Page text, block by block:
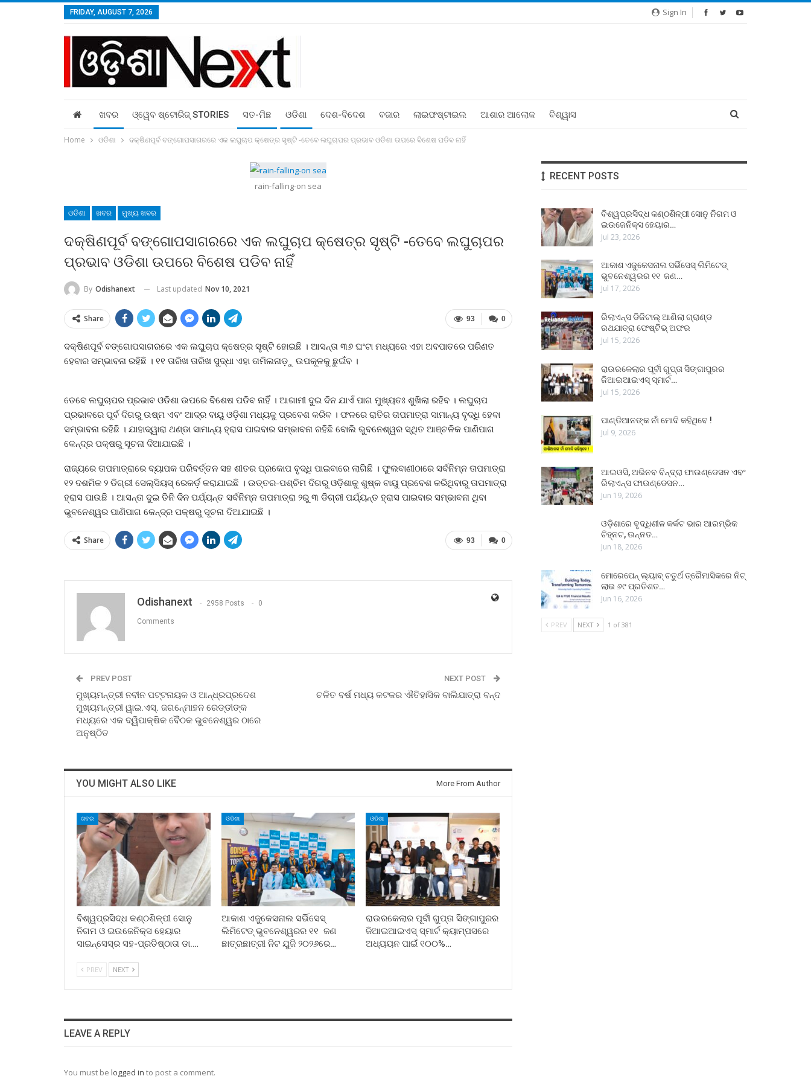
Sign In
FRIDAY, AUGUST 7, 2026
ଖବର ଓ୍ୱେବ ଷ୍ଟୋରିଜ୍‌ STORIES ସତ-ମିଛ ଓଡିଶା ଦେଶ-ବିଦେଶ ବଜାର ଲାଇଫଷ୍ଟାଇଲ ଆଶାର ଆଲୋକ ବିଶ୍ୱାସ
Home ଓଡିଶା ଦକ୍ଷିଣପୂର୍ବ ବଙ୍ଗୋପସାଗରରେ ଏକ ଲଘୁଚାପ କ୍ଷେତ୍ର ସୃଷ୍ଟି -ତେବେ ଲଘୁଚାପର ପ୍ରଭାବ ଓଡିଶା ଉପରେ ବିଶେଷ ପଡିବ ନାହିଁ
rain-falling-on sea
ଓଡିଶା ଖବର ମୁଖ୍ୟ ଖବର
ଦକ୍ଷିଣପୂର୍ବ ବଙ୍ଗୋପସାଗରରେ ଏକ ଲଘୁଚାପ କ୍ଷେତ୍ର ସୃଷ୍ଟି -ତେବେ ଲଘୁଚାପର
ପ୍ରଭାବ ଓଡିଶା ଉପରେ ବିଶେଷ ପଡିବ ନାହିଁ
By Odishanext Last updated Nov 10, 2021
0
93
Share
ଦକ୍ଷିଣପୂର୍ବ ବଙ୍ଗୋପସାଗରରେ ଏକ ଲଘୁଚାପ କ୍ଷେତ୍ର ସୃଷ୍ଟି ହୋଇଛି । ଆସନ୍ତା ୩୬ ଘଂଟା ମଧ୍ୟରେ ଏହା ଅବପାତରେ ପରିଣତ
ହେବାର ସମ୍ଭାବନା ରହିଛି । ୧୧ ତାରିଖ ତାରିଖ ସୁଦ୍ଧା ଏହା ତାମିଲନାଡ଼ୁ ଉପକୂଳକୁ ଛୁଇଁବ ।
ତେବେ ଲଘୁଚାପର ପ୍ରଭାବ ଓଡିଶା ଉପରେ ବିଶେଷ ପଡିବ ନାହିଁ । ଆଗାମୀ ଦୁଇ ଦିନ ଯାଏଁ ପାଗ ମୁଖ୍ୟତଃ ଶୁଖିଲା ରହିବ । ଲଘୁଚାପ
ପ୍ରଭାବରେ ପୂର୍ବ ଦିଗରୁ ଉଷ୍ମ ଏବଂ ଆଦ୍ର ବାୟୁ ଓଡ଼ିଶା ମଧ୍ୟକୁ ପ୍ରବେଶ କରିବ । ଫଳରେ ରାତିର ତାପମାତ୍ରା ସାମାନ୍ୟ ବୃଦ୍ଧି ହେବା
ସମ୍ଭାବନା ରହିଛି । ଯାହାଦ୍ୱାରା ଥଣ୍ଡା ସାମାନ୍ୟ ହ୍ରାସ ପାଇବାର ସମ୍ଭାବନା ରହିଛି ବୋଲି ଭୁବନେଶ୍ୱର ସ୍ଥିତ ଆଞ୍ଚଳିକ ପାଣିପାଗ
କେନ୍ଦ୍ର ପକ୍ଷରୁ ସୂଚନା ଦିଆଯାଇଛି ।
ରାଜ୍ୟରେ ତାପମାତ୍ରାରେ ବ୍ୟାପକ ପରିବର୍ତ୍ତନ ସହ ଶୀତର ପ୍ରକୋପ ବୃଦ୍ଧି ପାଇବାରେ ଲାଗିଛି । ଫୁଲବାଣୀଠାରେ ସର୍ବନିମ୍ନ ତାପମାତ୍ରା
୧୨ ଦଶମିକ ୨ ଡିଗ୍ରୀ ସେଲ୍‍ସିୟସ୍‍ ରେକର୍ଡ଼ କରାଯାଇଛି । ଉତ୍ତର-ପଶ୍ଚିମ ଦିଗରୁ ଓଡ଼ିଶାକୁ ଶୁଷ୍କ ବାୟୁ ପ୍ରବେଶ କରିଥିବାରୁ ତାପମାତ୍ରା
ହ୍ରାସ ପାଉଛି । ଆସନ୍ତା ଦୁଇ ତିନି ଦିନ ପର୍ଯ୍ୟନ୍ତ ସର୍ବନିମ୍ନ ତାପମାତ୍ରା ୨ରୁ ୩ ଡିଗ୍ରୀ ପର୍ଯ୍ୟନ୍ତ ହ୍ରାସ ପାଇବାର ସମ୍ଭାବନା ଥିବା
ଭୁବନେଶ୍ୱର ପାଣିପାଗ କେନ୍ଦ୍ର ପକ୍ଷରୁ ସୂଚନା ଦିଆଯାଇଛି ।
0
93
Share
Odishanext 2958 Posts 0
Comments
PREV POST
ମୁଖ୍ୟମନ୍ତ୍ରୀ ନବୀନ ପଟ୍ଟନାୟକ ଓ ଆନ୍ଧ୍ରପ୍ରଦେଶ
ମୁଖ୍ୟମନ୍ତ୍ରୀ ୱାଇ.ଏସ୍‍. ଜଗନ୍‍ମୋହନ ରେଡ୍ଡୀଙ୍କ
ମଧ୍ୟରେ ଏକ ଦ୍ୱିପାକ୍ଷିକ ବୈଠକ ଭୁବନେଶ୍ୱର ଠାରେ
ଅନୁଷ୍ଠିତ
NEXT POST
ଚଳିତ ବର୍ଷ ମଧ୍ୟ କଟକର ଐତିହାସିକ ବାଲିଯାତ୍ରା ବନ୍ଦ
YOU MIGHT ALSO LIKE More From Author
ଖବର
ବିଶ୍ୱପ୍ରସିଦ୍ଧ କଣ୍ଠଶିଳ୍ପୀ ସୋନୁ
ନିଗମ ଓ ଇଉଜେନିକ୍ସ ହେୟାର
ସାଇନ୍ସେସ୍ର ସହ-ପ୍ରତିଷ୍ଠାତା ଡା.…
ଓଡିଶା
ଆକାଶ ଏଜୁକେସନାଲ ସର୍ଭିସେସ୍
ଲିମିଟେଡ୍ ଭୁବନେଶ୍ୱରର ୧୧ ଜଣ
ଛାତ୍ରଛାତ୍ରୀ ନିଟ ଯୁଜି ୨୦୨୬ରେ…
ଓଡିଶା
ରାଉରକେଲାର ପୂର୍ବୀ ଗୁପ୍ତା ସିଙ୍ଗାପୁରର
ଜିଆଇଆଇଏସ୍ ସ୍ମାର୍ଟ କ୍ୟାମ୍ପସରେ
ଅଧ୍ୟୟନ ପାଇଁ ୧୦୦%…
PREV NEXT
LEAVE A REPLY
You must be logged in to post a comment.
RECENT POSTS
ବିଶ୍ୱପ୍ରସିଦ୍ଧ କଣ୍ଠଶିଳ୍ପୀ ସୋନୁ ନିଗମ ଓ
ଇଉଜେନିକ୍ସ ହେୟାର…
Jul 23, 2026
ଆକାଶ ଏଜୁକେସନାଲ ସର୍ଭିସେସ୍ ଲିମିଟେଡ୍
ଭୁବନେଶ୍ୱରର ୧୧ ଜଣ…
Jul 17, 2026
ରିଲାଏନ୍ସ ଡିଜିଟାଲ୍ ଆଣିଲା ଗ୍ରାଣ୍ଡ
ରଥଯାତ୍ରା ଫେଷ୍ଟିଭ୍ ଅଫର
Jul 15, 2026
ରାଉରକେଲାର ପୂର୍ବୀ ଗୁପ୍ତା ସିଙ୍ଗାପୁରର
ଜିଆଇଆଇଏସ୍ ସ୍ମାର୍ଟ…
Jul 15, 2026
ପାଣ୍ଡିଆନଙ୍କ ନାଁ ମୋଦି କହିଥିବେ !
Jul 9, 2026
ଆଇଓସି, ଅଭିନବ ବିନ୍ଦ୍ରା ଫାଉଣ୍ଡେସନ ଏବଂ
ରିଲାଏନ୍ସ ଫାଉଣ୍ଡେସନ…
Jun 19, 2026
ଓଡ଼ିଶାରେ ବୃଦ୍ଧିଶୀଳ କର୍କଟ ଭାର ଆରମ୍ଭିକ
ଚିହ୍ନଟ, ଉନ୍ନତ…
Jun 18, 2026
ମୋରେପେନ୍ ଲ୍ୟାବ୍ ଚତୁର୍ଥ ତ୍ରୈମାସିକରେ ନିଟ୍
ଲାଭ ୬୯ ପ୍ରତିଶତ…
Jun 16, 2026
PREV NEXT 1 of 381